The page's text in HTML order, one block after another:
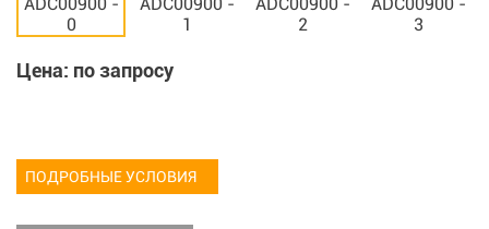
Цена: по запросу
ПОДРОБНЫЕ УСЛОВИЯ